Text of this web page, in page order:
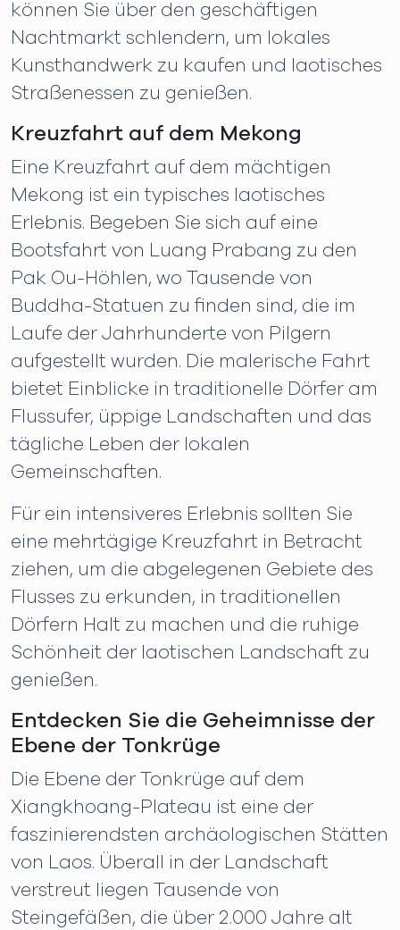
können Sie über den geschäftigen
Nachtmarkt schlendern, um lokales
Kunsthandwerk zu kaufen und laotisches
Straßenessen zu genießen.
Kreuzfahrt auf dem Mekong
Eine Kreuzfahrt auf dem mächtigen
Mekong ist ein typisches laotisches
Erlebnis. Begeben Sie sich auf eine
Bootsfahrt von Luang Prabang zu den
Pak Ou-Höhlen, wo Tausende von
Buddha-Statuen zu finden sind, die im
Laufe der Jahrhunderte von Pilgern
aufgestellt wurden. Die malerische Fahrt
bietet Einblicke in traditionelle Dörfer am
Flussufer, üppige Landschaften und das
tägliche Leben der lokalen
Gemeinschaften.
Für ein intensiveres Erlebnis sollten Sie
eine mehrtägige Kreuzfahrt in Betracht
ziehen, um die abgelegenen Gebiete des
Flusses zu erkunden, in traditionellen
Dörfern Halt zu machen und die ruhige
Schönheit der laotischen Landschaft zu
genießen.
Entdecken Sie die Geheimnisse der
Ebene der Tonkrüge
Die Ebene der Tonkrüge auf dem
Xiangkhoang-Plateau ist eine der
faszinierendsten archäologischen Stätten
von Laos. Überall in der Landschaft
verstreut liegen Tausende von
Steingefäßen, die über 2.000 Jahre alt